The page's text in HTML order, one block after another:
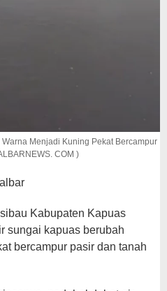
Menjadi Kuning Pekat Bercampur
COM )
Kabupaten Kapuas
sungai kapuas berubah
bercampur pasir dan tanah